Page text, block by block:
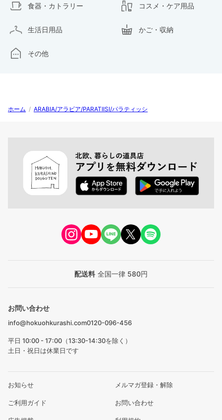
食器・カトラリー コスメ・ケア用品
生活日用品 かご・収納
その他
ホーム / ARABIA/アラビア/PARATIISI/パラティッシ
配送料 全国一律 580円
お問い合わせ
info@hokuohkurashi.com0120-096-456
平日 10:00 - 17:00（13:30-14:30を除く）
土日・祝日は休業日です
お知らせ メルマガ登録・解除
ご利用ガイド お問い合わせ